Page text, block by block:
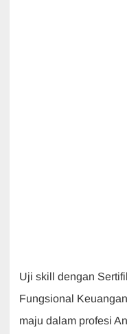
Uji skill dengan
Fungsional
maju dalam profesi